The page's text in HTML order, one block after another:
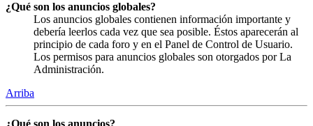
¿Qué son los anuncios globales?
Los anuncios globales contienen información importante y
debería leerlos cada vez que sea posible. Éstos aparecerán al
principio de cada foro y en el Panel de Control de Usuario.
Los permisos para anuncios globales son otorgados por La
Administración.
Arriba
¿Qué son los anuncios?